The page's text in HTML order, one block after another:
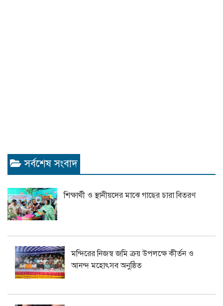
সর্বশেষ সংবাদ
শিক্ষার্থী ও স্থানীয়দের মাঝে গাছের চারা বিতরণ
মন্দিরের নিজস্ব জমি ক্রয় উপলক্ষে কীর্তন ও
আনন্দ মহোৎসব অনুষ্ঠিত